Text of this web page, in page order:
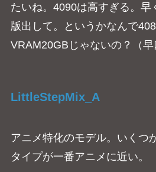
たいね。4090は高すぎる。早
版出して。というかなんで
VRAM20GBじゃないの？（早
LittleStepMix_A
アニメ特化のモデル。いくつ
タイプが一番アニメに近い。